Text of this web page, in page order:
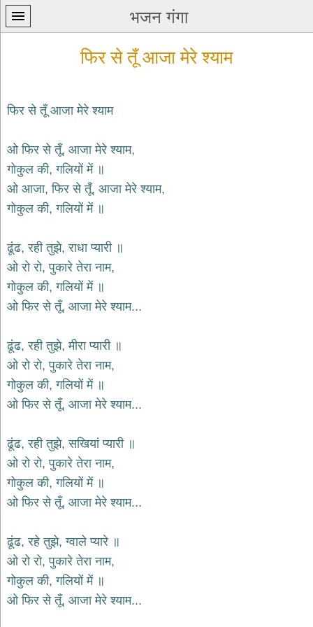
भजन गंगा
पन्ना
कृष्ण
भजन
krishna
शिव
भजन
bhajans
हनुमान
hanuman
bhajans
साईं
भजन
sai
bhajans
भजन
jain
bhajans
दुर्गा
भजन
गणेश
भजन
ganesh
bhajans
फिर से तूँ आजा मेरे श्याम
फिर से तूँ आजा मेरे श्याम
ओ फिर से तूँ, आजा मेरे श्याम,
गोकुल की, गलियों में ॥
ओ आजा, फिर से तूँ, आजा मेरे श्याम,
गोकुल की, गलियों में ॥
ढूंढ, रही तुझे, राधा प्यारी ॥
ओ रो रो, पुकारे तेरा नाम,
गोकुल की, गलियों में ॥
ओ फिर से तूँ, आजा मेरे श्याम...
ढूंढ, रही तुझे, मीरा प्यारी ॥
ओ रो रो, पुकारे तेरा नाम,
गोकुल की, गलियों में ॥
ओ फिर से तूँ, आजा मेरे श्याम...
ढूंढ, रही तुझे, सखियां प्यारी ॥
ओ रो रो, पुकारे तेरा नाम,
गोकुल की, गलियों में ॥
ओ फिर से तूँ, आजा मेरे श्याम...
ढूंढ, रहे तुझे, ग्वाले प्यारे ॥
ओ रो रो, पुकारे तेरा नाम,
गोकुल की, गलियों में ॥
ओ फिर से तूँ, आजा मेरे श्याम...